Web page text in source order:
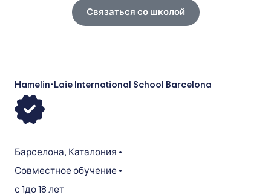
Связаться со школой
Hamelin-Laie International School Barcelona
Барселона, Каталония •
Совместное обучение •
с 1до 18 лет